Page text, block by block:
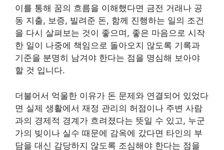
이를 통해 꿈의 흐름을 이해했다면 금전 거래나 공
동 지출, 보증, 빌려준 돈, 함께 진행하는 일의 조건
을 다시 살펴보는 것이 좋으며, 좋은 마음으로 시작
한 일이 나중에 책임으로 돌아오지 않도록 기록과
기준을 분명히 남겨야 한다는 점을 명심해 보아야
할 것 입니다.
더불어서 억울한 이유가 돈 문제와 연결되어 있었다
면 실제 생활에서 재정 관리의 허점이나 주변 사람
과의 경제적 경계가 흐려졌다는 뜻일 수 있고, 누군
가의 빚이나 실수 때문에 감옥에 갔다면 타인의 부
담을 대신 감당하지 않도록 조심해야 한다는 점을